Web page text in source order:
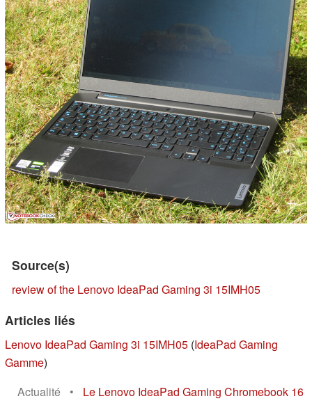
Source(s)
review of the Lenovo IdeaPad Gaming 3i 15IMH05
Articles liés
Lenovo IdeaPad Gaming 3i 15IMH05 (IdeaPad Gaming
Gamme)
Actualité
•
Le Lenovo IdeaPad Gaming Chromebook 16